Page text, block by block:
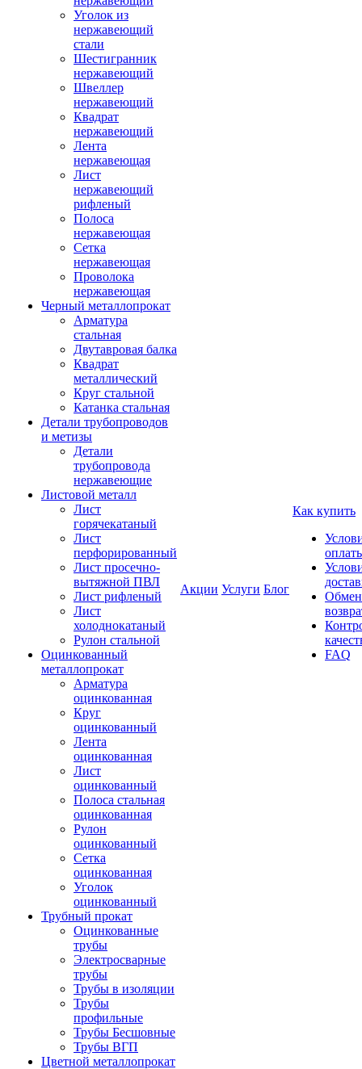
Уголок из
нержавеющий
стали
Шестигранник
нержавеющий
Швеллер
нержавеющий
Квадрат
нержавеющий
Лента
нержавеющая
Лист
нержавеющий
рифленый
Полоса
нержавеющая
Сетка
нержавеющая
Проволока
нержавеющая
Черный металлопрокат
Арматура
стальная
Двутавровая балка
Квадрат
металлический
Круг стальной
Катанка стальная
Детали трубопроводов
и метизы
Детали
трубопровода
нержавеющие
Листовой металл
Лист
горячекатаный
Лист
перфорированный
Лист просечно-
вытяжной ПВЛ
Лист рифленый
Лист
холоднокатаный
Рулон стальной
Оцинкованный
металлопрокат
Арматура
оцинкованная
Круг
оцинкованный
Лента
оцинкованная
Лист
оцинкованный
Полоса стальная
оцинкованная
Рулон
оцинкованный
Сетка
оцинкованная
Уголок
оцинкованный
Трубный прокат
Оцинкованные
трубы
Электросварные
трубы
Трубы в изоляции
Трубы
профильные
Трубы Бесшовные
Трубы ВГП
Цветной металлопрокат
Акции Услуги Блог
Как купить
FAQ